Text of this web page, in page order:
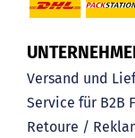
Versand und
Service für B2B
Retoure /